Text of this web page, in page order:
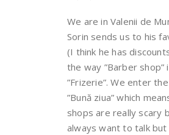
We are in Valenii de
Sorin sends us to his
(I think he has
the way ”Barber shop”
”Frizerie”. We enter
”Bună ziua” which
shops are really scary
always want to talk but